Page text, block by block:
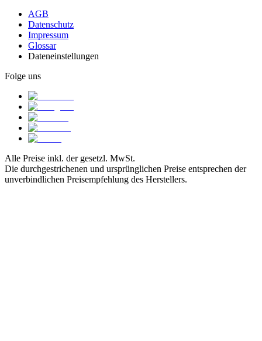
AGB
Datenschutz
Impressum
Glossar
Dateneinstellungen
Folge uns
Alle Preise inkl. der gesetzl. MwSt.
Die durchgestrichenen und ursprünglichen Preise entsprechen der
unverbindlichen Preisempfehlung des Herstellers.